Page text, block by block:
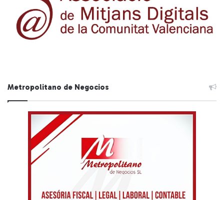
Metropolitano de Negocios